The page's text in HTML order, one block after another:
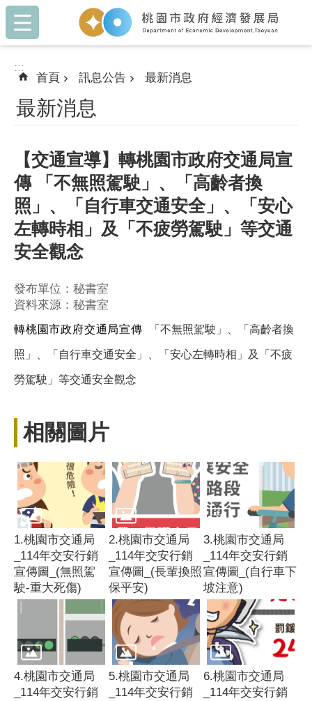
跳到主要內容區塊
:::
:::
首頁 訊息公告 最新消息
最新消息
【交通宣導】轉桃園市政府交通局宣
傳 「不無照駕駛」、「高齡者換
照」、「自行車交通安全」、「安心
左轉時相」及「不疲勞駕駛」等交通
安全觀念
發布單位：秘書室
資料來源：秘書室
轉桃園市政府交通局宣傳 「不無照駕駛」、「高齡者換
照」、「自行車交通安全」、「安心左轉時相」及「不疲
勞駕駛」等交通安全觀念
相關圖片
1.桃園市交通局
_114年交安行銷
宣傳圖_(無照駕
駛-重大死傷)
2.桃園市交通局
_114年交安行銷
宣傳圖_(長輩換照
保平安)
3.桃園市交通局
_114年交安行銷
宣傳圖_(自行車下
坡注意)
4.桃園市交通局
_114年交安行銷
5.桃園市交通局
_114年交安行銷
6.桃園市交通局
_114年交安行銷